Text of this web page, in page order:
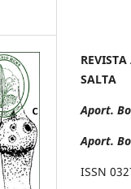
SALTA
Aport.
Aport.
ISSN